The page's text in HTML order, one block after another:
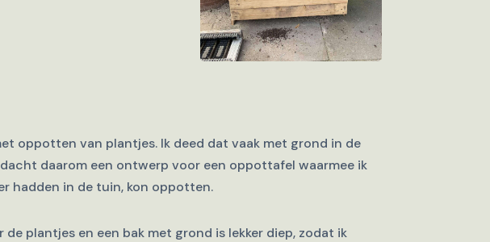
oppotten van plantjes. Ik deed dat vaak met grond in de
daarom een ontwerp voor een oppottafel waarmee ik
hadden in de tuin, kon oppotten.
plantjes en een bak met grond is lekker diep, zodat ik